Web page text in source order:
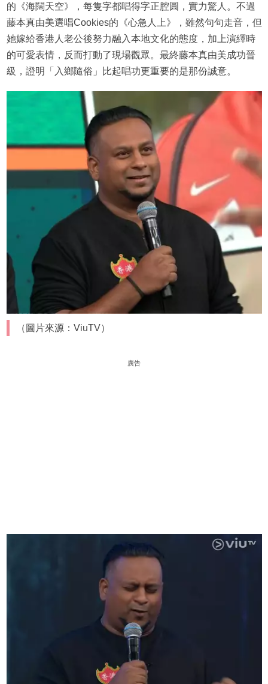
的《海闊天空》，每隻字都唱得字正腔圓，實力驚人。不過
藤本真由美選唱Cookies的《心急人上》，雖然句句走音，但
她嫁給香港人老公後努力融入本地文化的態度，加上演繹時
的可愛表情，反而打動了現場觀眾。最終藤本真由美成功晉
級，證明「入鄉隨俗」比起唱功更重要的是那份誠意。
（圖片來源：ViuTV）
廣告